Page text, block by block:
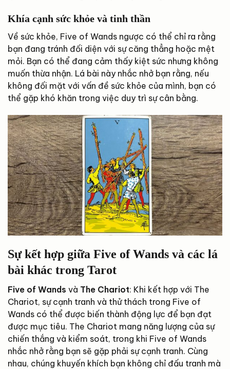
Khía cạnh sức khỏe và tinh thần
Về sức khỏe, Five of Wands ngược có thể chỉ ra rằng
bạn đang tránh đối diện với sự căng thẳng hoặc mệt
mỏi. Bạn có thể đang cảm thấy kiệt sức nhưng không
muốn thừa nhận. Lá bài này nhắc nhở bạn rằng, nếu
không đối mặt với vấn đề sức khỏe của mình, bạn có
thể gặp khó khăn trong việc duy trì sự cân bằng.
Sự kết hợp giữa Five of Wands và các lá
bài khác trong Tarot
Five of Wands và The Chariot: Khi kết hợp với The
Chariot, sự cạnh tranh và thử thách trong Five of
Wands có thể được biến thành động lực để bạn đạt
được mục tiêu. The Chariot mang năng lượng của sự
chiến thắng và kiểm soát, trong khi Five of Wands
nhắc nhở rằng bạn sẽ gặp phải sự cạnh tranh. Cùng
nhau, chúng khuyến khích bạn không chỉ đấu tranh mà